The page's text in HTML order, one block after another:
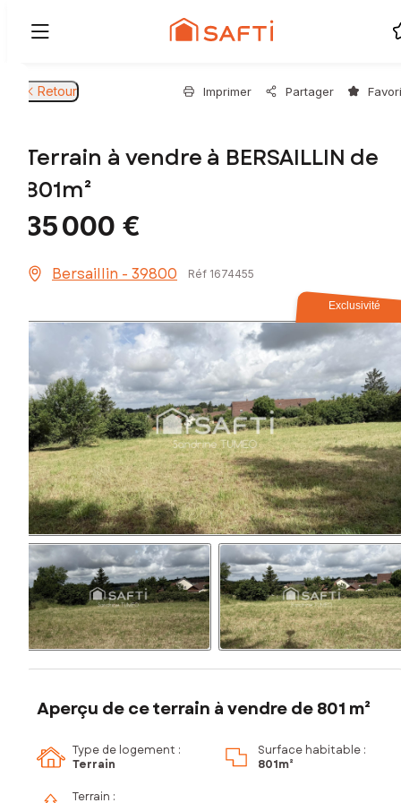
Retour Imprimer Partager
Terrain à vendre à BERSAILLIN de
801m²
35 000 €
Bersaillin - 39800 Réf 1674455
Exclusivité
Aperçu de ce terrain à vendre de 801 m²
Type de logement :
Terrain
Surface habitable :
801m²
Terrain :